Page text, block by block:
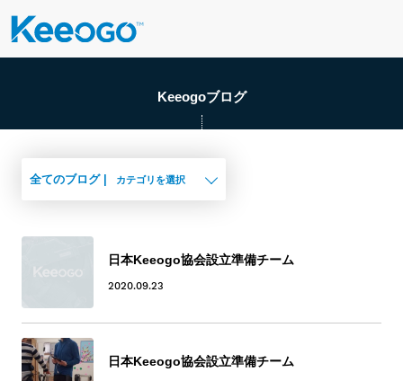
Keeogoブログ
全てのブログ | カテゴリを選択
日本Keeogo協会設立準備チーム
2020.09.23
日本Keeogo協会設立準備チーム